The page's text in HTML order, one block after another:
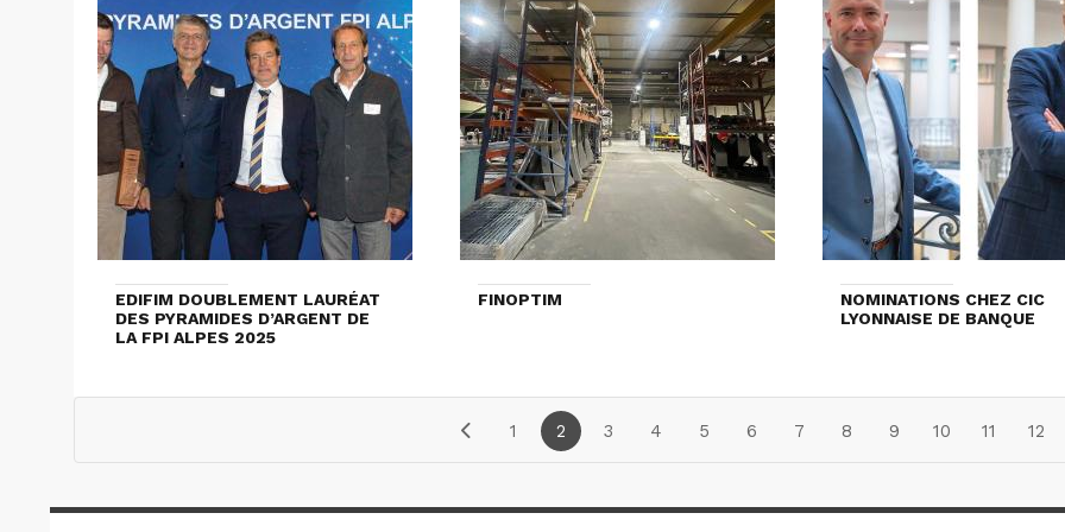
EDIFIM DOUBLEMENT LAURÉAT
DES PYRAMIDES D’ARGENT DE
LA FPI ALPES 2025
FINOPTIM
NOMINATIONS CHEZ CIC
LYONNAISE DE BANQUE
1 2 3 4 5 6 7 8 9 10 11 12